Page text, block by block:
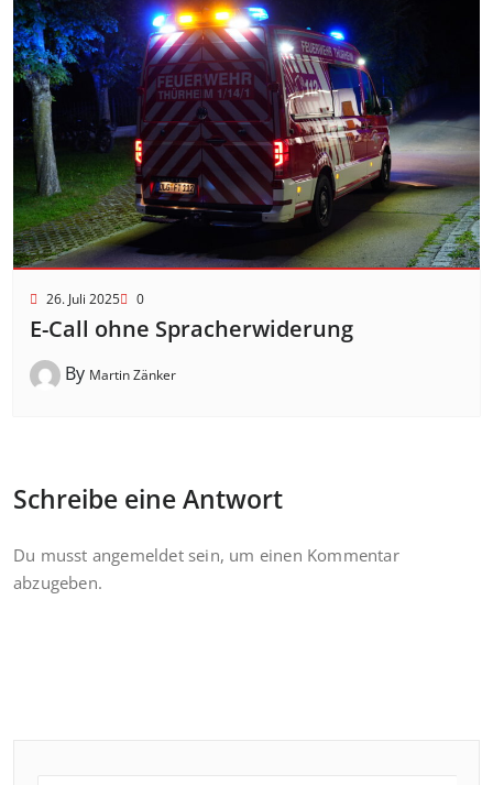
26. Juli 2025 0
E-Call ohne Spracherwiderung
By Martin Zänker
Schreibe eine Antwort
Du musst angemeldetsein, um einen Kommentar
abzugeben.